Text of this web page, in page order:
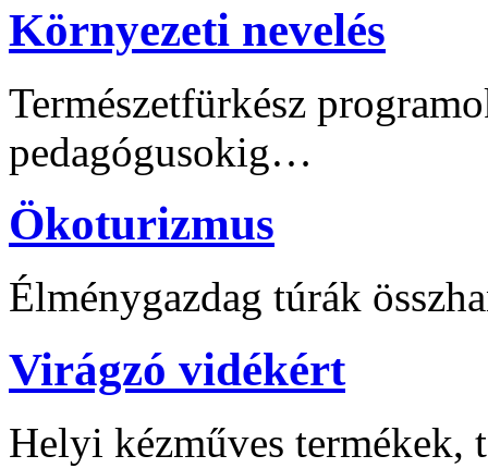
Környezeti nevelés
Természetfürkész
pedagógusokig…
Ökoturizmus
Élménygazdag túrák
Virágzó vidékért
Helyi kézműves